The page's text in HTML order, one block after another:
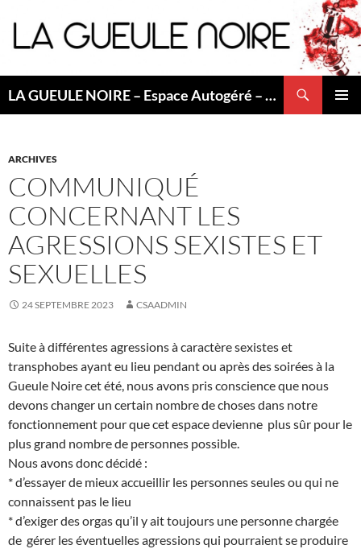
au
contenu
LA GUEULE NOIRE – Espace Autogéré – Saint Etienne
ARCHIVES
COMMUNIQUÉ
CONCERNANT LES
AGRESSIONS SEXISTES ET
SEXUELLES
24 SEPTEMBRE 2023 CSAADMIN
Suite à différentes agressions à caractère sexistes et
transphobes ayant eu lieu pendant ou après des soirées à la
Gueule Noire cet été, nous avons pris conscience que nous
devons changer un certain nombre de choses dans notre
fonctionnement pour que cet espace devienne plus sûr pour le
plus grand nombre de personnes possible.
Nous avons donc décidé :
* d’essayer de mieux accueillir les personnes seules ou qui ne
connaissent pas le lieu
* d’exiger des orgas qu’il y ait toujours une personne chargée
de gérer les éventuelles agressions qui pourraient se produire